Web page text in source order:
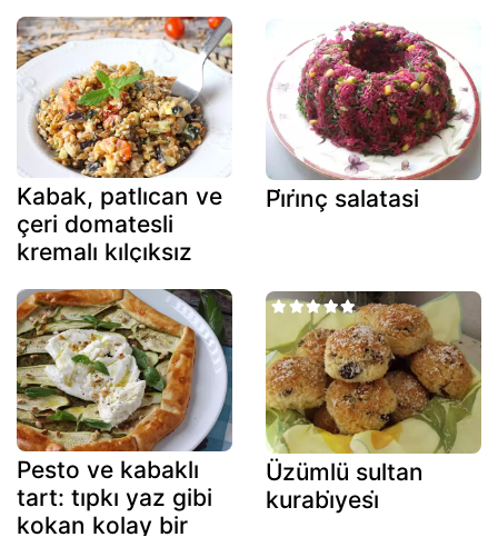
tarif
Kabak, patlıcan ve
çeri domatesli
kremalı kılçıksız
Pesto ve kabaklı
tart: tıpkı yaz gibi
kokan kolay bir
Pi̇ri̇nç salatasi
Üzümlü sultan
kurabi̇yesi̇